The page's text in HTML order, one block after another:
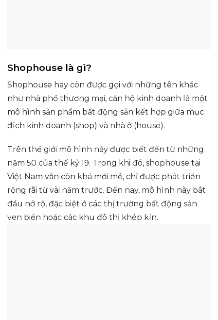
Shophouse là gì?
Shophouse hay còn được gọi với những tên khác
như nhà phố thương mại, căn hộ kinh doanh là một
mô hình sản phẩm bất động sản kết hợp giữa mục
đích kinh doanh (shop) và nhà ở (house).
Trên thế giới mô hình này được biết đến từ những
năm 50 của thế kỷ 19. Trong khi đó, shophouse tại
Việt Nam vẫn còn khá mới mẻ, chỉ được phát triển
rộng rãi từ vài năm trước. Đến nay, mô hình này bắt
đầu nở rộ, đặc biệt ở các thị trường bất động sản
ven biển hoặc các khu đô thị khép kín.